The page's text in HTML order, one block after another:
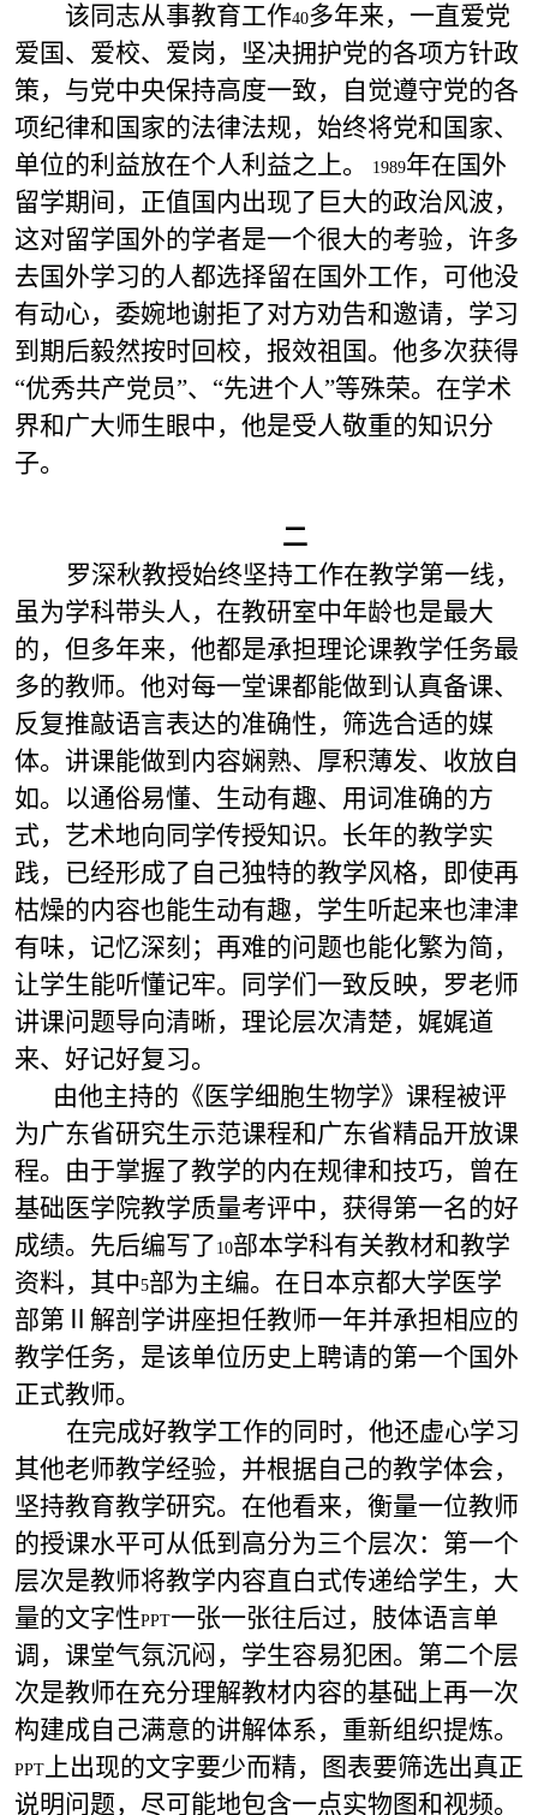
该同志从事教育工作40多年来，一直爱党
爱国、爱校、爱岗，坚决拥护党的各项方针政
策，与党中央保持高度一致，自觉遵守党的各
项纪律和国家的法律法规，始终将党和国家、
单位的利益放在个人利益之上。
1989年在国外
留学期间，正值国内出现了巨大的政治风波，
这对留学国外的学者是一个很大的考验，许多
去国外学习的人都选择留在国外工作，可他没
有动心，委婉地谢拒了对方劝告和邀请，学习
到期后毅然按时回校，报效祖国。他多次获得
“优秀共产党员”、“先进个人”等殊荣。在学术
界和广大师生眼中，他是受人敬重的知识分
子。
二
罗深秋教授始终坚持工作在教学第一线，
虽为学科带头人，在教研室中年龄也是最大
的，但多年来，他都是承担理论课教学任务最
多的教师。他对每一堂课都能做到认真备课、
反复推敲语言表达的准确性，筛选合适的媒
体。讲课能做到内容娴熟、厚积薄发、收放自
如。以通俗易懂、生动有趣、用词准确的方
式，艺术地向同学传授知识。长年的教学实
践，已经形成了自己独特的教学风格，即使再
枯燥的内容也能生动有趣，学生听起来也津津
有味，记忆深刻；再难的问题也能化繁为简，
让学生能听懂记牢。同学们一致反映，罗老师
讲课问题导向清晰，理论层次清楚，娓娓道
来、好记好复习。
由他主持的《医学细胞生物学》课程被评
为广东省研究生示范课程和广东省精品开放课
程。由于掌握了教学的内在规律和技巧，曾在
基础医学院教学质量考评中，获得第一名的好
成绩。先后编写了 10部本学科有关教材和教学
资料，其中5部为主编。在日本京都大学医学
部第Ⅱ解剖学讲座担任教师一年并承担相应的
教学任务，是该单位历史上聘请的第一个国外
正式教师。
在完成好教学工作的同时，他还虚心学习
其他老师教学经验，并根据自己的教学体会，
坚持教育教学研究。在他看来，衡量一位教师
的授课水平可从低到高分为三个层次：第一个
层次是教师将教学内容直白式传递给学生，大
量的文字性PPT一张一张往后过，肢体语言单
调，课堂气氛沉闷，学生容易犯困。第二个层
次是教师在充分理解教材内容的基础上再一次
构建成自己满意的讲解体系，重新组织提炼。
PPT上出现的文字要少而精，图表要筛选出真正
说明问题，尽可能地包含一点实物图和视频。